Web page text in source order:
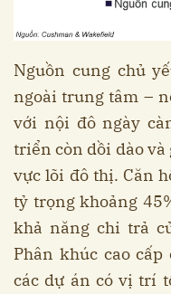
Nguồn cung chủ
ngoài trung tâm –
với nội đô ngày
triển còn dồi dào và
vực lõi đô thị. Căn
tỷ trọng khoảng
khả năng chi trả
Phân khúc cao
các dự án có vị trí